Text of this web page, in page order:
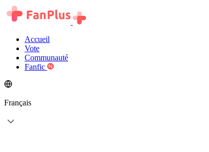
Accueil
Vote
Communauté
Fanfic
Français